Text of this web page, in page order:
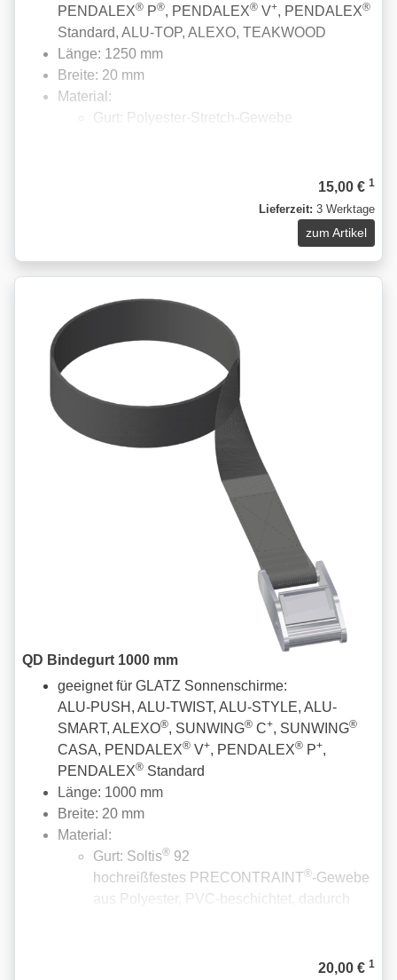
PENDALEX® P®, PENDALEX® V+, PENDALEX®
Standard, ALU-TOP, ALEXO, TEAKWOOD
Länge: 1250 mm
Breite: 20 mm
Material:
Gurt: Polyester-Stretch-Gewebe
15,00 € 1
Lieferzeit: 3 Werktage
zum Artikel
QD Bindegurt 1000 mm
geeignet für GLATZ Sonnenschirme:
ALU-PUSH, ALU-TWIST, ALU-STYLE, ALU-
SMART, ALEXO®, SUNWING® C+, SUNWING®
CASA, PENDALEX® V+, PENDALEX® P+,
PENDALEX® Standard
Länge: 1000 mm
Breite: 20 mm
Material:
Gurt: Soltis® 92
hochreißfestes PRECONTRAINT®-Gewebe
aus Polyester, PVC-beschichtet, dadurch
20,00 € 1